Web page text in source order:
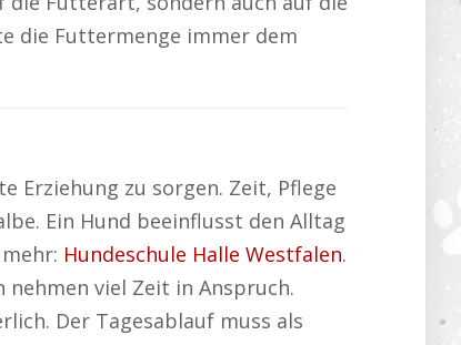
die Futtermenge immer dem
Erziehung zu sorgen. Zeit, Pflege
Ein Hund beeinflusst den Alltag
Hundeschule Halle Westfalen.
nehmen viel Zeit in Anspruch.
Der Tagesablauf muss als